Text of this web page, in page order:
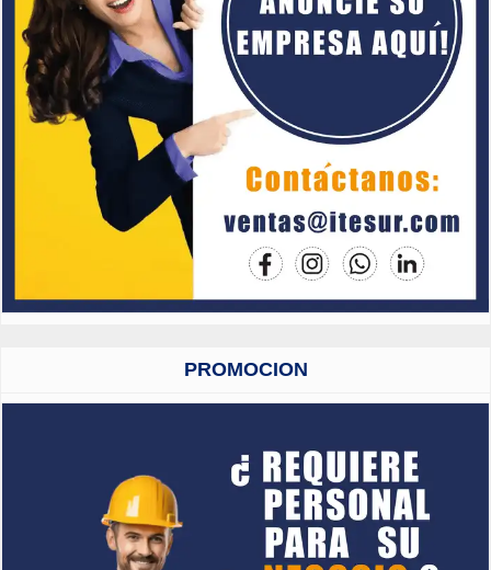
PROMOCION